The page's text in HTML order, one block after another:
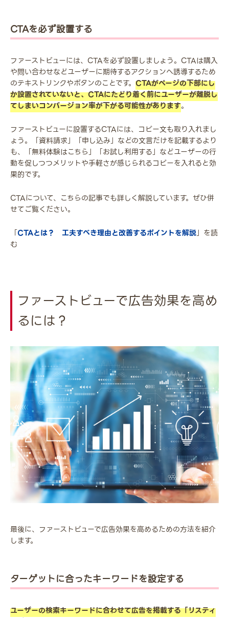
CTAを必ず設置する
ファーストビューには、CTAを必ず設置しましょう。CTAは購入
や問い合わせなどユーザーに期待するアクションへ誘導するため
のテキストリンクやボタンのことです。 CTAがページの下部にし
か設置されていないと、CTAにたどり着く前にユーザーが離脱し
てしまいコンバージョン率が下がる可能性があります。
ファーストビューに設置するCTAには、コピー文も取り入れまし
ょう。「資料請求」「申し込み」などの文言だけを記載するより
も、「無料体験はこちら」「お試し利用する」などユーザーの行
動を促しつつメリットや手軽さが感じられるコピーを入れると効
果的です。
CTAについて、こちらの記事でも詳しく解説しています。ぜひ併
せてご覧ください。
「CTAとは？ 工夫すべき理由と改善するポイントを解説」を読
む
ファーストビューで広告効果を高め
るには？
最後に、ファーストビューで広告効果を高めるための方法を紹介
します。
ターゲットに合ったキーワードを設定する
ユーザーの検索キーワードに合わせて広告を掲載する「リスティ